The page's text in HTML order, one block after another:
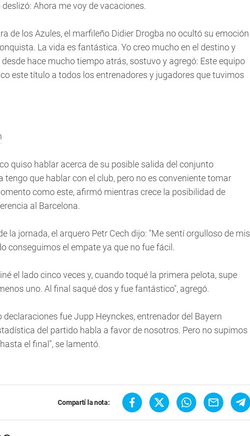
Ahora me voy de vacaciones.
de los Azules, el marfileño Didier Drogba no ocultó su emoción
La vida es fantástica. Yo creo mucho en el destino y
hace mucho tiempo atrás, sostuvo y agregó: Este equipo
este título a todos los entrenadores y jugadores que tuvimos
quiso hablar acerca de su posible salida del conjunto
tengo que hablar con el club, pero no es conveniente tomar
como este, afirmó mientras crece la posibilidad de
al Barcelona.
la jornada, el arquero Petr Cech dijo: "Me sentí orgulloso de mis
conseguimos el empate ya que no fue fácil.
el lado cinco veces y, cuando toqué la primera pelota, supe
uno. Al final saqué dos y fue fantástico", agregó.
declaraciones fue Jupp Heynckes, entrenador del Bayern
del partido habla a favor de nosotros. Pero no supimos
el final", se lamentó.
Compartí la nota: